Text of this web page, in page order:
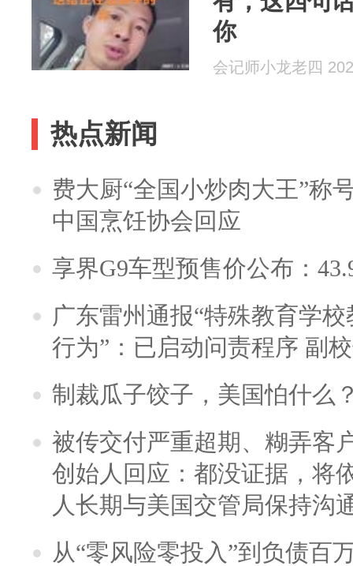
你
会记师小龙老四
热点新闻
费大厨“全国小炒肉大王”称
中国烹饪协会回应
享界G9车型预售价公布：
广东雷州通报“特殊教育学
行为”：已启动问责程序 副
制裁瓜子饺子，美国怕什么
被传交付严重超期、糊弄客
创始人回应：都没证据，将
人长期与美国交管局保持沟
从“零风险零投入”到负债百